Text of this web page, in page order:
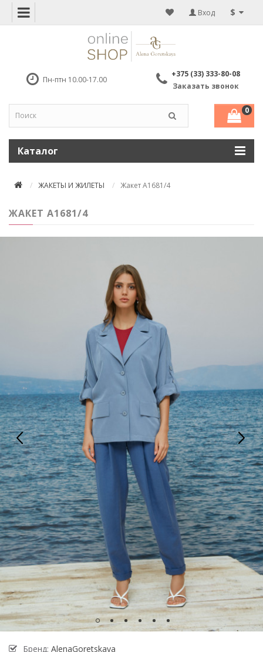
$
Вход
Пн-птн 10.00-17.00
+375 (33) 333-80-08
Заказать звонок
0
Каталог
ЖАКЕТЫ И ЖИЛЕТЫ Жакет A1681/4
ЖАКЕТ A1681/4
Бренд: AlenaGoretskaya